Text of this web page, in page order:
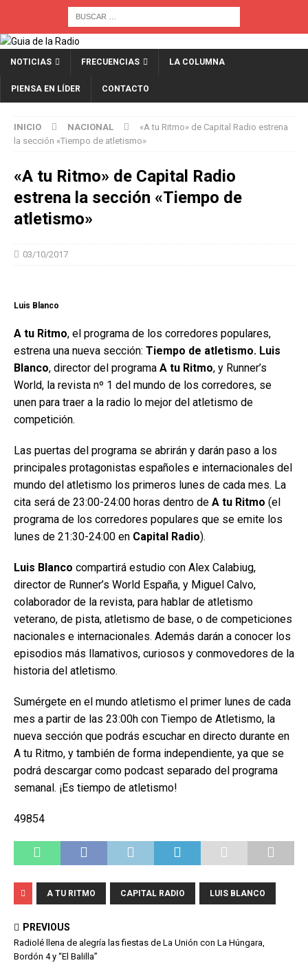
NOTICIAS FRECUENCIAS LA COLUMNA
PIENSA EN LÍDER CONTACTO
INICIO NACIONAL
«A tu Ritmo» de Capital Radio estrena
la sección «Tiempo de atletismo»
«A tu Ritmo» de Capital Radio
estrena la sección «Tiempo de
atletismo»
03/10/2017
Luis Blanco
A tu Ritmo, el programa de los corredores populares,
estrena una nueva sección: Tiempo de atletismo. Luis
Blanco, director del programa A tu Ritmo, y Runner’s
World, la revista nº 1 del mundo de los corredores, se
unen para traer a la radio lo mejor del atletismo de
competición.
Las puertas del programa se abrirán y darán paso a los
principales protagonistas españoles e internacionales del
mundo del atletismo los primeros lunes de cada mes. La
cita será de 23:00-24:00 horas dentro de A tu Ritmo (el
programa de los corredores populares que se emite los
lunes de 21:30-24:00 en Capital Radio).
Luis Blanco compartirá estudio con Alex Calabiug,
director de Runner’s World España, y Miguel Calvo,
colaborador de la revista, para hablar de atletismo
veterano, de pista, atletismo de base, o de competiciones
nacionales e internacionales. Además darán a conocer los
episodios más llamativos, curiosos y conmovedores de la
historia del atletismo.
Sumérgete en el mundo atletismo el primer lunes de cada
mes a partir de las 23:00h con Tiempo de Atletismo, la
nueva sección que podrás escuchar en directo durante en
A tu Ritmo, y también de forma independiente, ya que se
podrá descargar como podcast separado del programa
semanal. ¡Es tiempo de atletismo!
49854
A TU RITMO CAPITAL RADIO LUIS BLANCO
PREVIOUS
Radiolé llena de alegría las fiestas de La Unión con La Húngara,
Bordón 4 y “El Balilla”